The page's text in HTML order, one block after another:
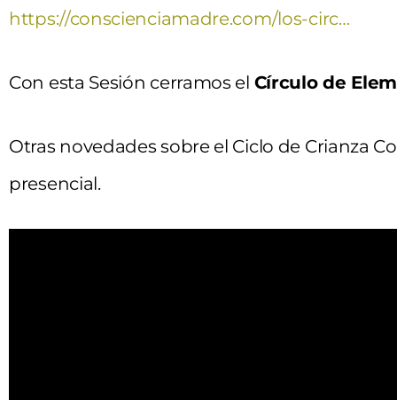
https://conscienciamadre.com/los-circ…
Con esta Sesión cerramos el Círculo de
Otras novedades sobre el Ciclo de Crianza
presencial.